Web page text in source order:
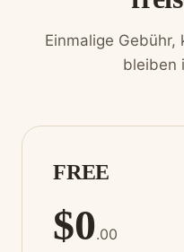
Einmalige Gebühr,
bleiben
FREE
$0.00